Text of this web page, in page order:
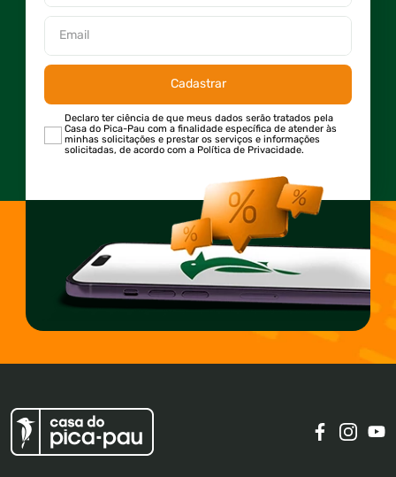
Cadastrar
Declaro ter ciência de que meus dados serão tratados pela
Casa do Pica-Pau com a finalidade específica de atender às
minhas solicitações e prestar os serviços e informações
solicitadas, de acordo com a Política de Privacidade.